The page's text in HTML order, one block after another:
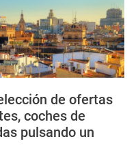
de ofertas
coches de
pulsando un
del Lledó
Parque de
Canalejas
por mail en el
realizado completamente.
todas las compañías aéreas
lo que podrás obtenerlas
compañía low cost, debido
de la tarjeta de embarque
que no te carguen un